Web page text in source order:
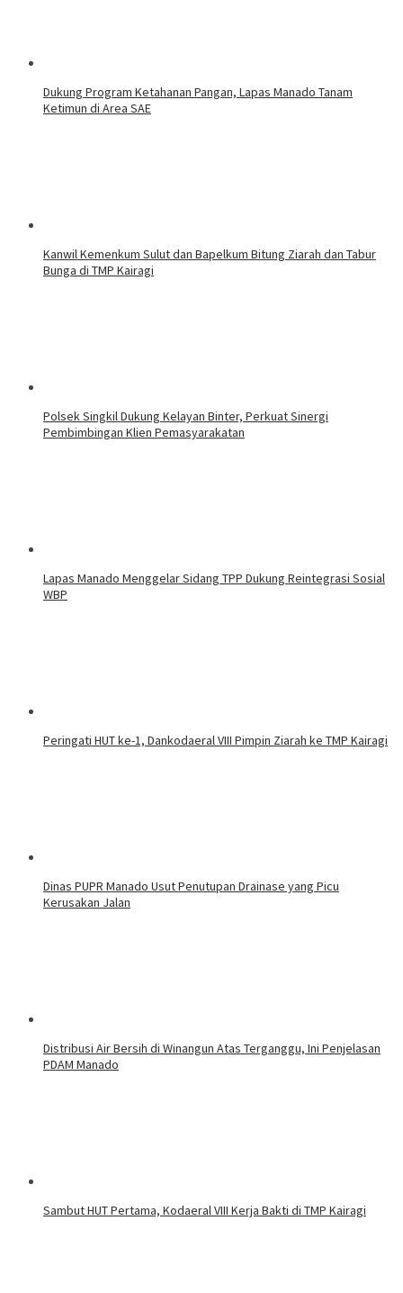
Dukung Program Ketahanan Pangan, Lapas Manado Tanam
Ketimun di Area SAE
‎Kanwil Kemenkum Sulut dan Bapelkum Bitung Ziarah dan Tabur
Bunga di TMP Kairagi
Polsek Singkil Dukung Kelayan Binter, Perkuat Sinergi
Pembimbingan Klien Pemasyarakatan
Lapas Manado Menggelar Sidang TPP Dukung Reintegrasi Sosial
WBP
Peringati HUT ke-1, Dankodaeral VIII Pimpin Ziarah ke TMP Kairagi
Dinas PUPR Manado Usut Penutupan Drainase yang Picu
Kerusakan Jalan
Distribusi Air Bersih di Winangun Atas Terganggu, Ini Penjelasan
PDAM Manado
Sambut HUT Pertama, Kodaeral VIII Kerja Bakti di TMP Kairagi